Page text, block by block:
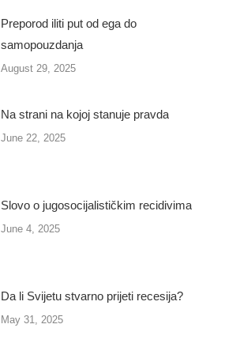
Preporod iliti put od ega do
samopouzdanja
August 29, 2025
Na strani na kojoj stanuje pravda
June 22, 2025
Slovo o jugosocijalističkim recidivima
June 4, 2025
Da li Svijetu stvarno prijeti recesija?
May 31, 2025